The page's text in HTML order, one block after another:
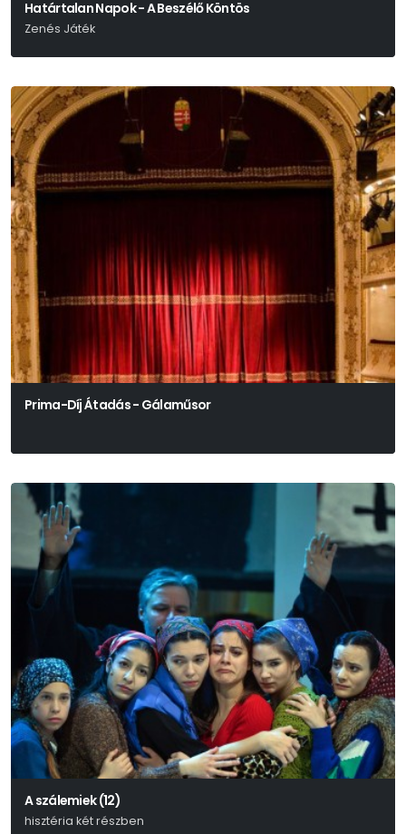
Határtalan Napok - A Beszélő Köntös
Zenés Játék
Prima-Díj Átadás - Gálaműsor
A szálemiek (12)
hisztéria két részben